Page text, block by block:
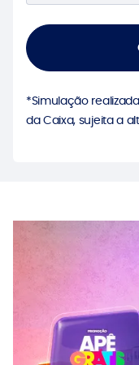
*Simulação
da Caixa, sujeita a